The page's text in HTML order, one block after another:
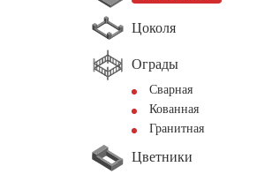
Цоколя
Ограды
Сварная
Кованная
Гранитная
Цветники